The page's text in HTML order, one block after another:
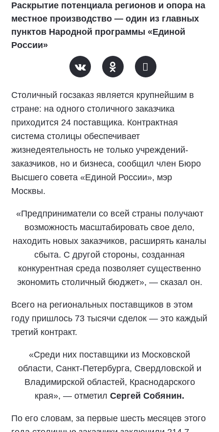
Раскрытие потенциала регионов и опора на
местное производство — один из главных
пунктов Народной программы «Единой
России»
Столичный госзаказ является крупнейшим в
стране: на одного столичного заказчика
приходится 24 поставщика. Контрактная
система столицы обеспечивает
жизнедеятельность не только учреждений-
заказчиков, но и бизнеса, сообщил член Бюро
Высшего совета «Единой России», мэр
Москвы.
«Предприниматели со всей страны получают
возможность масштабировать свое дело,
находить новых заказчиков, расширять каналы
сбыта. С другой стороны, созданная
конкурентная среда позволяет существенно
экономить столичный бюджет», — сказал он.
Всего на региональных поставщиков в этом
году пришлось 73 тысячи сделок — это каждый
третий контракт.
«Среди них поставщики из Московской
области, Санкт-Петербурга, Свердловской и
Владимирской областей, Краснодарского
края», — отметил Сергей Собянин.
По его словам, за первые шесть месяцев этого